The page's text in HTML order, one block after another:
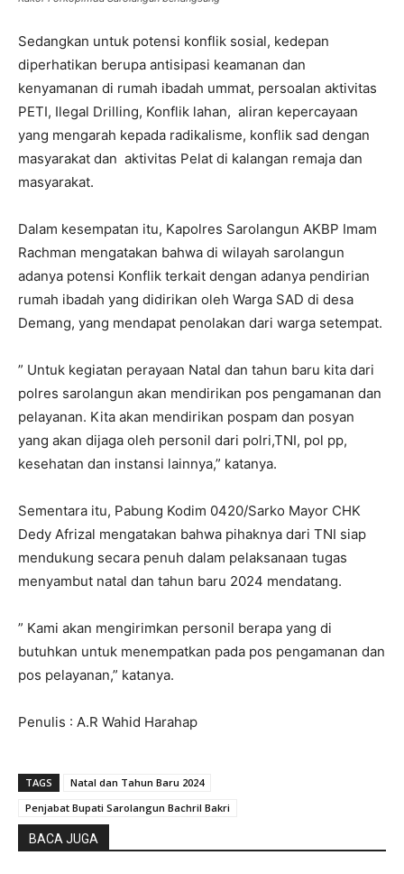
Sedangkan untuk potensi konflik sosial, kedepan
diperhatikan berupa antisipasi keamanan dan
kenyamanan di rumah ibadah ummat, persoalan aktivitas
PETI, Ilegal Drilling, Konflik lahan, aliran kepercayaan
yang mengarah kepada radikalisme, konflik sad dengan
masyarakat dan aktivitas Pelat di kalangan remaja dan
masyarakat.
Dalam kesempatan itu, Kapolres Sarolangun AKBP Imam
Rachman mengatakan bahwa di wilayah sarolangun
adanya potensi Konflik terkait dengan adanya pendirian
rumah ibadah yang didirikan oleh Warga SAD di desa
Demang, yang mendapat penolakan dari warga setempat.
” Untuk kegiatan perayaan Natal dan tahun baru kita dari
polres sarolangun akan mendirikan pos pengamanan dan
pelayanan. Kita akan mendirikan pospam dan posyan
yang akan dijaga oleh personil dari polri,TNI, pol pp,
kesehatan dan instansi lainnya,” katanya.
Sementara itu, Pabung Kodim 0420/Sarko Mayor CHK
Dedy Afrizal mengatakan bahwa pihaknya dari TNI siap
mendukung secara penuh dalam pelaksanaan tugas
menyambut natal dan tahun baru 2024 mendatang.
” Kami akan mengirimkan personil berapa yang di
butuhkan untuk menempatkan pada pos pengamanan dan
pos pelayanan,” katanya.
Penulis : A.R Wahid Harahap
TAGS
Natal dan Tahun Baru 2024
Penjabat Bupati Sarolangun Bachril Bakri
BACA JUGA